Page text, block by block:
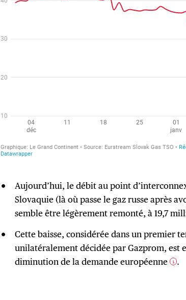
Aujourd’hui, le débit au point
Slovaquie (là où passe le gaz russe après
semble être légèrement remonté, à 19,7
Cette baisse, considérée dans un premier
unilatéralement décidée par Gazprom, est
diminution de la demande européenne 1 .